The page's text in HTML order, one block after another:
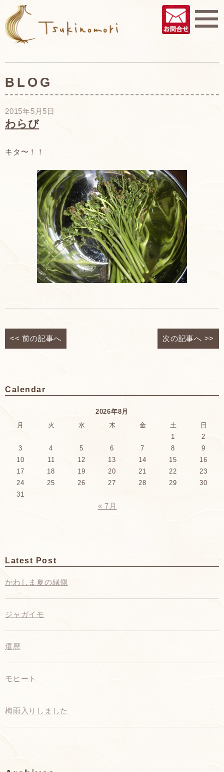
BLOG
2015年5月5日
わらび
キタ〜！！
<<前の記事へ 次の記事へ >>
Calendar
2026年8月
月
火 水 木 金 土
日
1
2
3
4 5 6 7 8
9
10
11 12 13 14 15
16
17
18 19 20 21 22
23
24
25 26 27 28 29
30
31
« 7月
Latest Post
かわしま夏の縁側
ジャガイモ
還暦
モヒート
梅雨入りしました